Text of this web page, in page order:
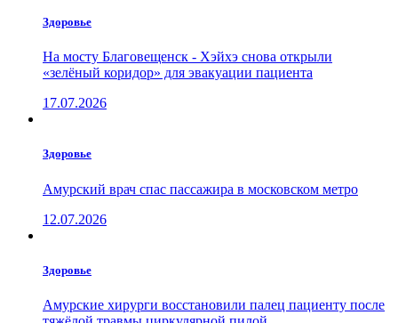
Здоровье
На мосту Благовещенск - Хэйхэ снова открыли
«зелёный коридор» для эвакуации пациента
17.07.2026
Здоровье
Амурский врач спас пассажира в московском метро
12.07.2026
Здоровье
Амурские хирурги восстановили палец пациенту после